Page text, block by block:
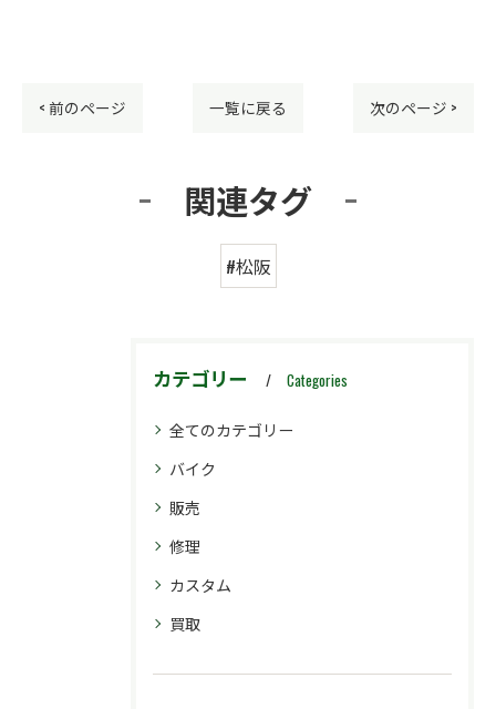
< 前のページ 一覧に戻る 次のページ >
関連タグ
#松阪
カテゴリー Categories
全てのカテゴリー
バイク
販売
修理
カスタム
買取